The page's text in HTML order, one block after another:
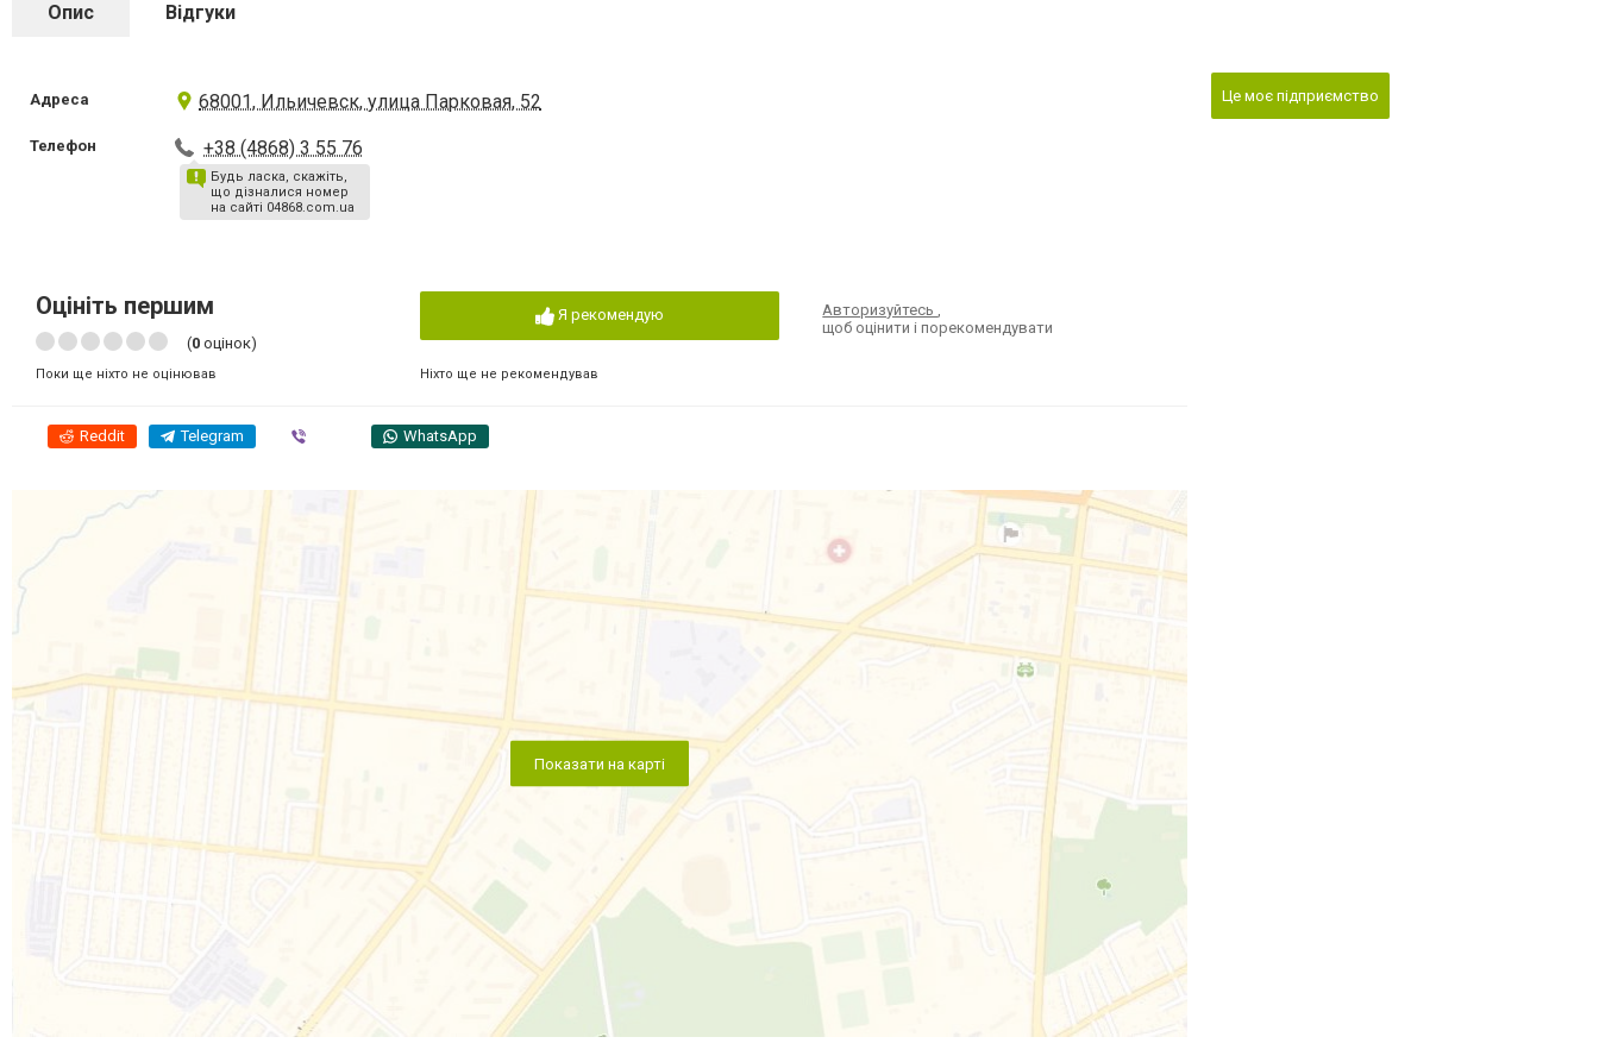
Опис Відгуки
Адреса 68001, Ильичевск, улица Парковая, 52
Телефон +38 (4868) 3 55 76
Будь ласка, скажіть,
що дізналися номер
на сайті 04868.com.ua
Оцініть першим
(0 оцінок)
Поки ще ніхто не оцінював
Я рекомендую
Ніхто ще не рекомендував
Авторизуйтесь,
щоб оцінити і порекомендувати
Reddit Telegram WhatsApp
Показати на карті
Це моє підприємство